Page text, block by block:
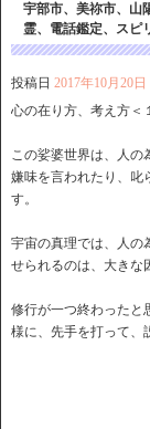
宇部市、美祢市、山
霊、電話鑑定、スピ
投稿日 2017年10月20日
心の在り方、考え方＜
この娑婆世界は、人の
嫌味を言われたり、叱
す。
宇宙の真理では、人の
せられるのは、大きな
修行が一つ終わったと
様に、先手を打って、